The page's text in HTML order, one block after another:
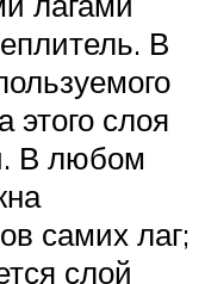
В
этого слоя
В любом
самих лаг;
слой